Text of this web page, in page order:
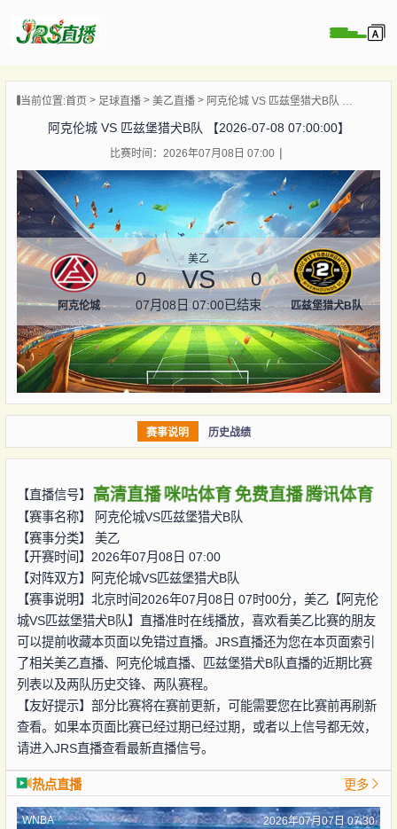
播
像
讯
直播
当前位置:首页 足球直播 美乙直播 阿克伦城 VS 匹兹堡猎犬B队 【2026-07-08 07:00:00】
阿克伦城 VS 匹兹堡猎犬B队 【2026-07-08 07:00:00】
比赛时间：2026年07月08日 07:00
阿克伦城
美乙
0 VS 0
07月08日 07:00已结束 匹兹堡猎犬B队
赛事说明 历史战绩
【直播信号】 高清直播 咪咕体育 免费直播 腾讯体育
【赛事名称】
阿克伦城VS匹兹堡猎犬B队
【赛事分类】 美乙
【开赛时间】2026年07月08日 07:00
【对阵双方】
阿克伦城VS匹兹堡猎犬B队
【赛事说明】北京时间2026年07月08日 07时00分，美乙【阿克伦
城VS匹兹堡猎犬B队】直播准时在线播放，喜欢看美乙比赛的朋友
可以提前收藏本页面以免错过直播。JRS直播还为您在本页面索引
了相关美乙直播、阿克伦城直播、匹兹堡猎犬B队直播的近期比赛
列表以及两队历史交锋、两队赛程。
【友好提示】部分比赛将在赛前更新，可能需要您在比赛前再刷新
查看。如果本页面比赛已经过期已经过期，或者以上信号都无效，
请进入JRS直播查看最新直播信号。
热点直播 更多
WNBA 2026年07月07日 07:30